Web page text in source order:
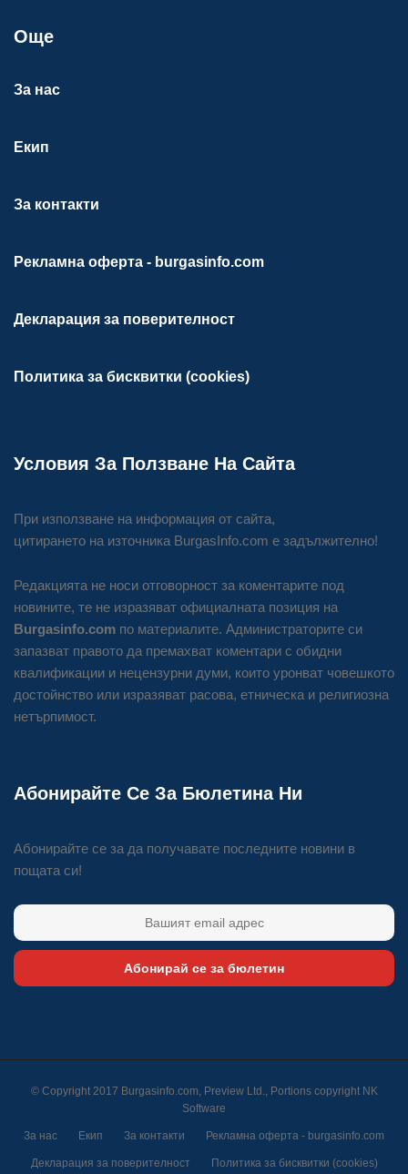
Още
За нас
Екип
За контакти
Рекламна оферта - burgasinfo.com
Декларация за поверителност
Политика за бисквитки (cookies)
Условия За Ползване На Сайта
При използване на информация от сайта,
цитирането на източника BurgasInfo.com е задължително!
Редакцията не носи отговорност за коментарите под
новините, те не изразяват официалната позиция на
Burgasinfo.com по материалите. Администраторите си
запазват правото да премахват коментари с обидни
квалификации и нецензурни думи, които уронват човешкото
достойнство или изразяват расова, етническа и религиозна
нетърпимост.
Абонирайте Се За Бюлетина Ни
Абонирайте се за да получавате последните новини в
пощата си!
Абонирай се за бюлетин
© Copyright 2017 Burgasinfo.com, Preview Ltd., Portions copyright NK
Software
За нас Екип За контакти Рекламна оферта - burgasinfo.com
Декларация за поверителност Политика за бисквитки (cookies)